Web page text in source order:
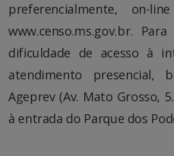
preferencialmente, on-
www.censo.ms.gov.br.
dificuldade de acesso à
atendimento presencial,
Ageprev (Av. Mato Grosso,
à entrada do Parque dos